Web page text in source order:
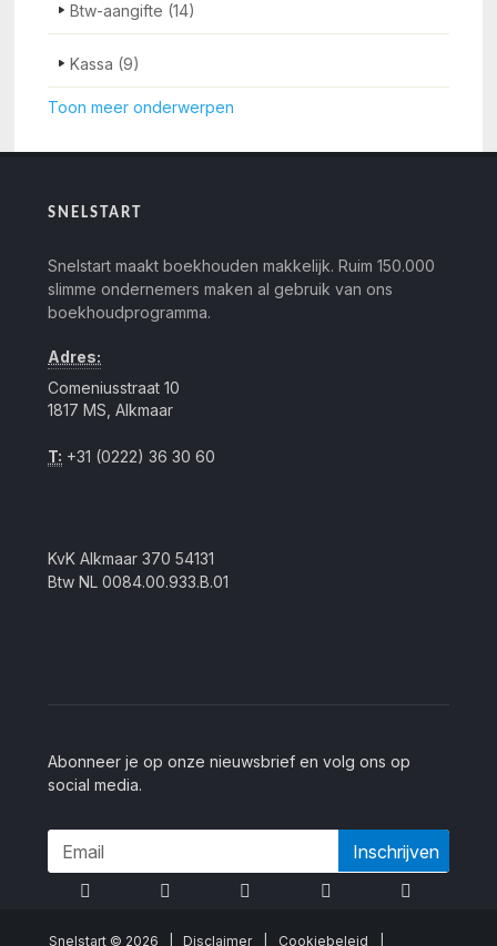
Btw-aangifte (14)
Kassa (9)
Toon meer onderwerpen
SNELSTART
Snelstart maakt boekhouden makkelijk. Ruim 150.000
slimme ondernemers maken al gebruik van ons
boekhoudprogramma.
Adres:
Comeniusstraat 10
1817 MS, Alkmaar
T: +31 (0222) 36 30 60
KvK Alkmaar 370 54131
Btw NL 0084.00.933.B.01
Abonneer je op onze nieuwsbrief en volg ons op
social media.
Inschrijven
Snelstart © 2026 |Disclaimer Cookiebeleid